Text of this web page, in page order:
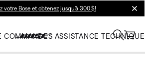
votre Bose et obtenez jusqu’à 300 $!
COMMANDES ASSISTANCE TECHNIQUE